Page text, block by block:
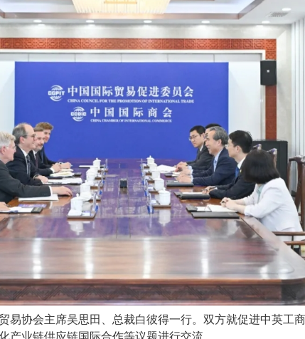
易协会主席吴思田、总裁白彼得一行。双方就促进中英工
产业链供应链国际合作等议题进行交流。